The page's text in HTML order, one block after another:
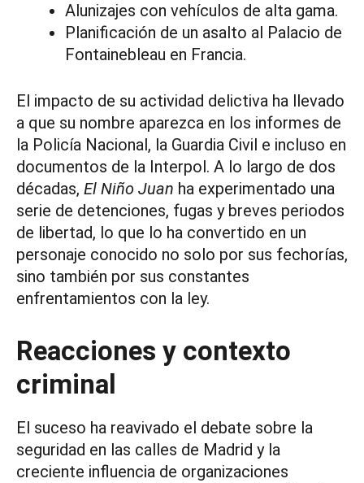
Alunizajes con vehículos de alta gama.
Planificación de un asalto al Palacio de
Fontainebleau en Francia.
El impacto de su actividad delictiva ha llevado
a que su nombre aparezca en los informes de
la Policía Nacional, la Guardia Civil e incluso en
documentos de la Interpol. A lo largo de dos
décadas, El Niño Juan ha experimentado una
serie de detenciones, fugas y breves periodos
de libertad, lo que lo ha convertido en un
personaje conocido no solo por sus fechorías,
sino también por sus constantes
enfrentamientos con la ley.
Reacciones y contexto
criminal
El suceso ha reavivado el debate sobre la
seguridad en las calles de Madrid y la
creciente influencia de organizaciones